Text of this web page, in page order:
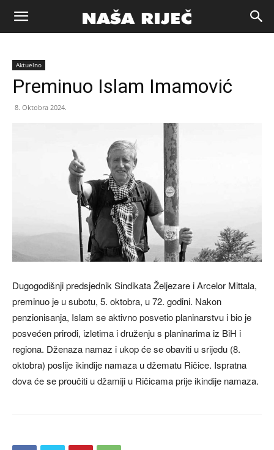
Naša
riječ
Aktuelno
Preminuo Islam Imamović
8. Oktobra 2024.
Dugogodišnji predsjednik Sindikata Željezare i Arcelor Mittala,
preminuo je u subotu, 5. oktobra, u 72. godini. Nakon
penzionisanja, Islam se aktivno posvetio planinarstvu i bio je
posvećen prirodi, izletima i druženju s planinarima iz BiH i
regiona. Dženaza namaz i ukop će se obaviti u srijedu (8.
oktobra) poslije ikindije namaza u džematu Ričice. Ispratna
dova će se proučiti u džamiji u Ričicama prije ikindije namaza.